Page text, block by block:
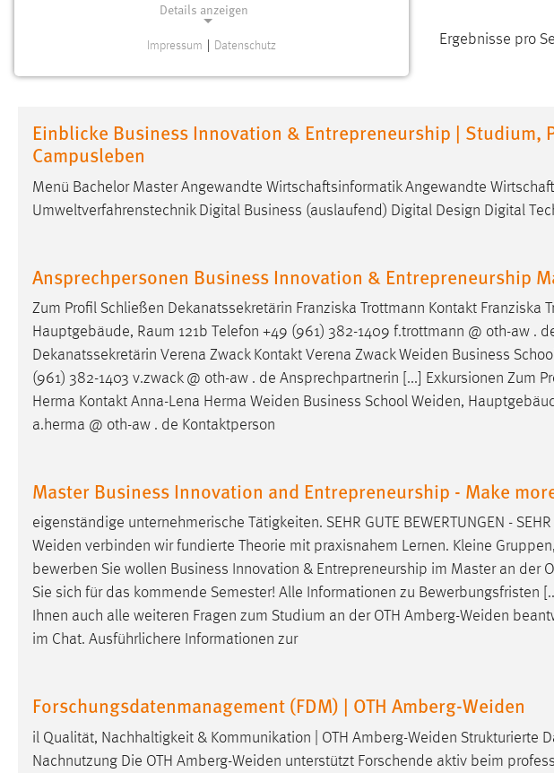
Ergebnisse pro
Einblicke Business Innovation & Entrepreneurship | Studium,
Campusleben
Menü Bachelor Master Angewandte Wirtschaftsinformatik Angewandte
Umweltverfahrenstechnik Digital Business (auslaufend) Digital Design Digital
Ansprechpersonen Business Innovation & Entrepreneurship
Zum Profil Schließen Dekanatssekretärin Franziska Trottmann Kontakt Franziska
Hauptgebäude, Raum 121b Telefon +49 (961) 382-1409 f.trottmann @ oth-aw .
Dekanatssekretärin Verena Zwack Kontakt Verena ZwackWeiden Business
(961) 382-1403 v.zwack @ oth-aw . de Ansprechpartnerin [...] Exkursionen Zum
Herma Kontakt Anna-Lena Herma Weiden Business School Weiden,
a.herma @ oth-aw . de Kontaktperson
Master Business Innovation and Entrepreneurship - Make
eigenständige unternehmerische Tätigkeiten. SEHR GUTE BEWERTUNGEN - SEHR
Weiden verbinden wir fundierte Theorie mit praxisnahem Lernen. Kleine
bewerben Sie wollen Business Innovation & Entrepreneurship im Master an der
Sie sich für das kommende Semester! Alle Informationen zu Bewerbungsfristen
Ihnen auch alle weiteren Fragen zum Studium an der OTH Amberg-Weiden
im Chat. Ausführlichere Informationen zur
Forschungsdatenmanagement (FDM) | OTH Amberg-Weiden
il Qualität, Nachhaltigkeit & Kommunikation | OTH Amberg-Weiden Strukturierte
Nachnutzung Die OTH Amberg-Weiden unterstützt Forschende aktiv beim
Details anzeigen
Website erforderlich.
Einverständnis
Name: cookie_consent
des Benutzers
Cookie Laufzeit:
Performance
Name: staticfilecache
Sprachpräferenz
Name: site-language-preference
Zweck:
Das Cookie speichert die gewählte
Sprache der Website.
Chat
Name:
MibewSessionID, MIBEW_UserID,
mibew_locale, mibew-chat-frame-style-
Impressum Datenschutz